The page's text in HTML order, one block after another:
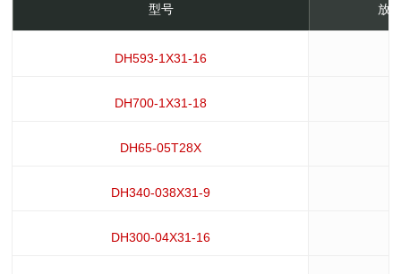
型号 放
DH593-1X31-16
DH700-1X31-18
DH65-05T28X
DH340-038X31-9
DH300-04X31-16